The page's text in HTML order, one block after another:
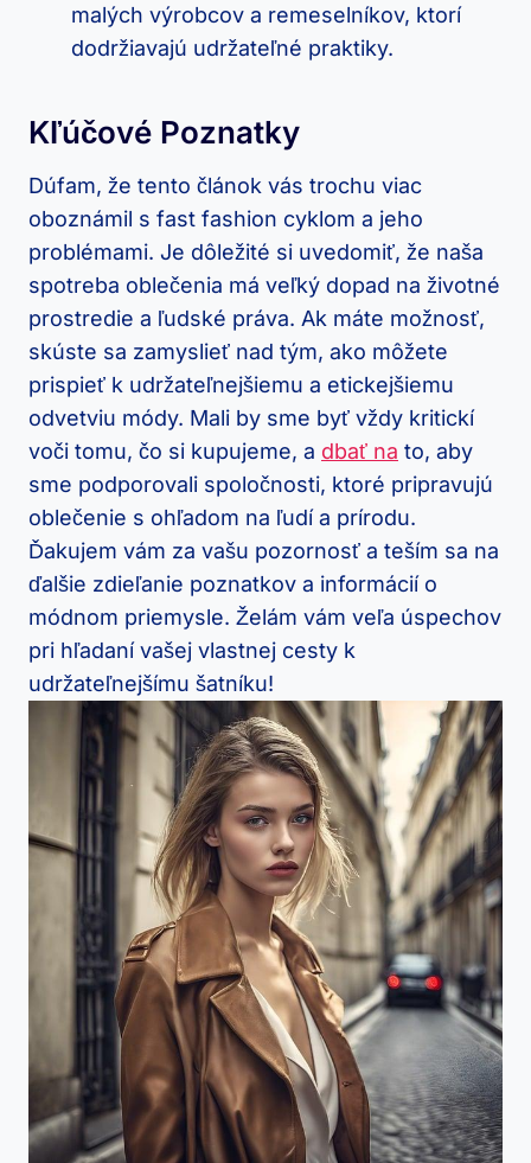
malých výrobcov a remeselníkov, ktorí
dodržiavajú udržateľné praktiky.
Kľúčové Poznatky
Dúfam, že tento článok vás trochu viac
oboznámil s fast fashion cyklom a jeho
problémami. Je dôležité si uvedomiť, že naša
spotreba oblečenia má veľký dopad na životné
prostredie a ľudské práva. Ak máte možnosť,
skúste sa zamyslieť nad tým, ako môžete
prispieť k udržateľnejšiemu a etickejšiemu
odvetviu módy. Mali by sme byť vždy kritickí
voči tomu, čo si kupujeme, a dbať na to, aby
sme podporovali spoločnosti, ktoré pripravujú
oblečenie s ohľadom na ľudí a prírodu.
Ďakujem vám za vašu pozornosť a teším sa na
ďalšie zdieľanie poznatkov a informácií o
módnom priemysle. Želám vám veľa úspechov
pri hľadaní vašej vlastnej cesty k
udržateľnejšímu šatníku!